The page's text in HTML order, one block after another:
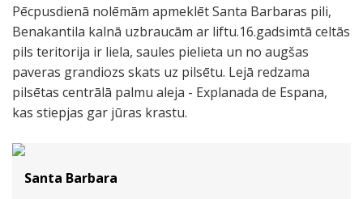
Pēcpusdienā nolēmām apmeklēt Santa Barbaras pili,
Benakantila kalnā uzbraucām ar liftu.16.gadsimtā celtās
pils teritorija ir liela, saules pielieta un no augšas
paveras grandiozs skats uz pilsētu. Lejā redzama
pilsētas centrālā palmu aleja - Explanada de Espana,
kas stiepjas gar jūras krastu.
Santa Barbara